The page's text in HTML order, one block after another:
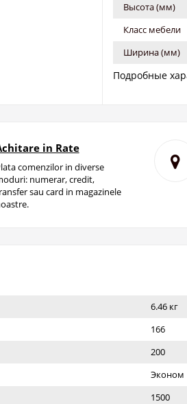
Высота (мм)
Класс мебели
Ширина (мм)
Подробные
in Rate
comenzilor in diverse
numerar, credit,
sau card in magazinele
6.46 кг
166
200
Эконом
1500